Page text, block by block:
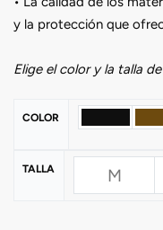
y la protección que
Elige el color y la talla
COLOR
TALLA M